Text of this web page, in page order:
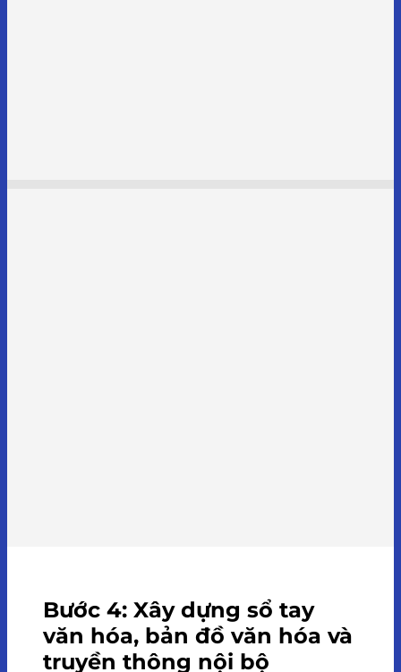
Bước 4: Xây dựng sổ tay
văn hóa, bản đồ văn hóa và
truyền thông nội bộ